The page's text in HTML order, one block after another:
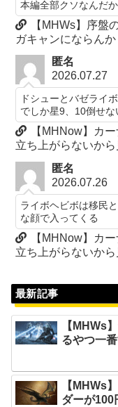
本編全部クソなんだ
【MHWs】序盤
ガキャンにならんか
匿名
2026.07.27
ドシューとバゼライ
でしか星9、10倒せ
【MHNow】カ
立ち上がらないか
匿名
2026.07.26
ライボヘビボは移民
な顔で入ってくる
【MHNow】カ
立ち上がらないか
最新記事
【MHWs
るやつ一
【MHWs
ダーが100